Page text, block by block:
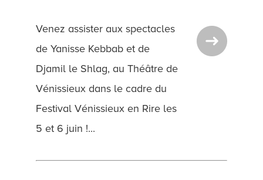
Venez assister aux spectacles
de Yanisse Kebbab et de
Djamil le Shlag, au Théâtre de
Vénissieux dans le cadre du
Festival Vénissieux en Rire les
5 et 6 juin !...